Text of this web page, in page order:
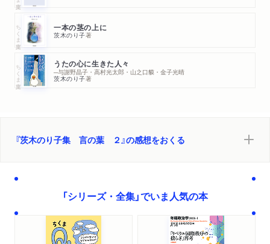
ちくま文庫 一本の茎の上に
茨木のり子著
ちくま文庫 うたの心に生きた人々
─与謝野晶子・高村光太郎・山之口貘・金子光晴
茨木のり子著
『茨木のり子集 言の葉 ２』の感想をおくる
「シリーズ・全集」でいま人気の本